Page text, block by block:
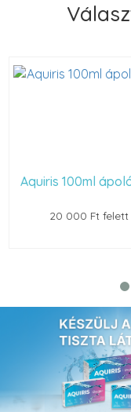
Aquiris 100ml
20 000 Ft felett